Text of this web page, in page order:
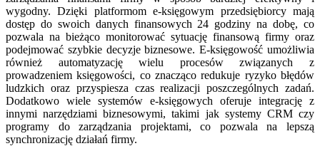
wygodny. Dzięki platformom e-księgowym przedsiębiorcy mają
dostęp do swoich danych finansowych 24 godziny na dobę, co
pozwala na bieżąco monitorować sytuację finansową firmy oraz
podejmować szybkie decyzje biznesowe. E-księgowość umożliwia
również automatyzację wielu procesów związanych z
prowadzeniem księgowości, co znacząco redukuje ryzyko błędów
ludzkich oraz przyspiesza czas realizacji poszczególnych zadań.
Dodatkowo wiele systemów e-księgowych oferuje integrację z
innymi narzędziami biznesowymi, takimi jak systemy CRM czy
programy do zarządzania projektami, co pozwala na lepszą
synchronizację działań firmy.